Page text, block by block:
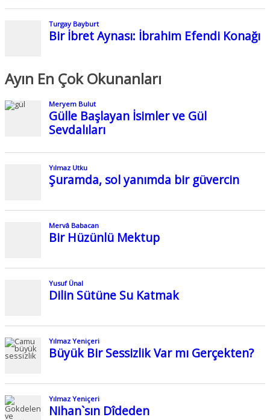
Turgay Bayburt
Bir İbret Aynası: İbrahim Efendi Konağı
Ayın En Çok Okunanları
Meryem Bulut
Gülle Başlayan İsimler ve Gül
Sevdalıları
Yılmaz Utku
Şuramda, sol yanımda bir güvercin
Mervâ Babacan
Bir Hüzünlü Mektup
Yusuf Ünal
Dilin Sütüne Su Katmak
Yılmaz Yeniçeri
Büyük Bir Sessizlik Var mı Gerçekten?
Yılmaz Yeniçeri
Nihan`sın Dîdeden